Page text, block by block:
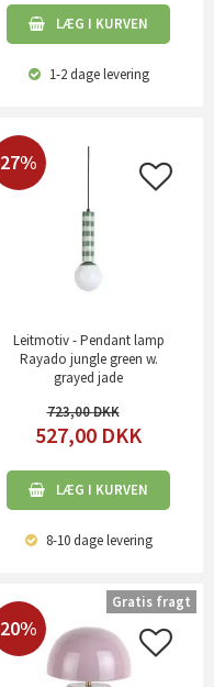
LÆG I KURVEN
1-2 dagelevering
27%
Leitmotiv - Pendant lamp
Rayado jungle green w.
grayed jade
723,00
527,00 DKK
LÆG I KURVEN
8-10 dagelevering
20%
Gratis fragt